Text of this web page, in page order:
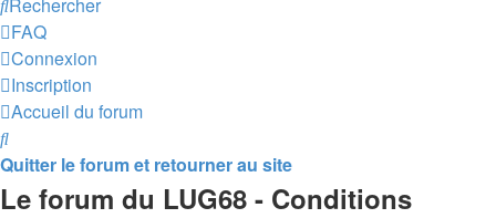
FAQ
Connexion
Inscription
Accueil du forum
Rechercher
Quitter le forum et retourner au site
Le forum du LUG68 - Conditions